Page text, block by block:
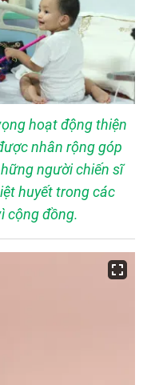
hoạt động thiện
nhân rộng góp
người chiến sĩ
huyết trong các
cộng đồng.